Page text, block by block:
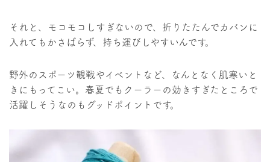
それと、モコモコしすぎないので、折りたたんでカバンに
入れてもかさばらず、持ち運びしやすいんです。
野外のスポーツ観戦やイベントなど、なんとなく肌寒いと
きにもってこい。春夏でもクーラーの効きすぎたところで
活躍しそうなのもグッドポイントです。